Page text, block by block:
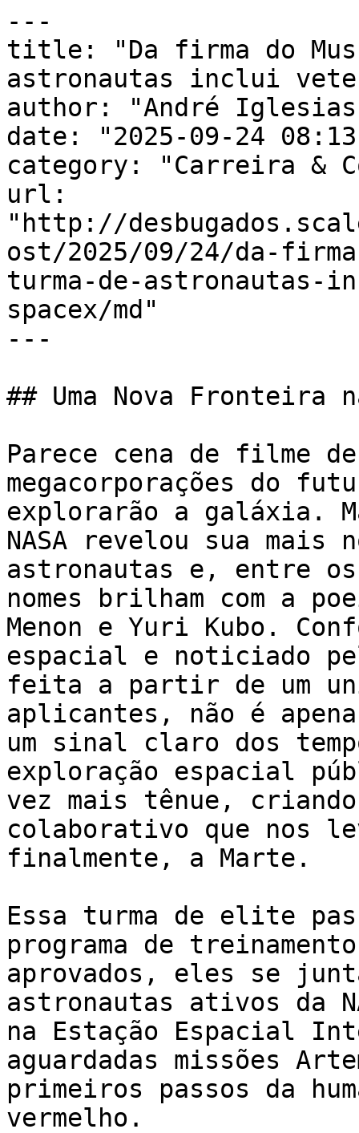
---
title: "Da firma do
astronautas inclui
author: "André
date: "2025-09-24
category: "Carreira &
url:
"http://
ost/2025/09/24/da-
turma-de-astronautas-
spacex/md"
---
## Uma Nova Fronteira
Parece cena de filme
megacorporações do
explorarão a galáxia.
NASA revelou sua mais
astronautas e, entre
nomes brilham com a
Menon e Yuri Kubo.
espacial e noticiado
feita a partir de um
aplicantes, não é
um sinal claro dos
exploração espacial
vez mais tênue, criando
colaborativo que nos
finalmente, a Marte.
Essa turma de elite
programa de
aprovados, eles se
astronautas ativos da
na Estação Espacial
aguardadas missões
primeiros passos da
vermelho.